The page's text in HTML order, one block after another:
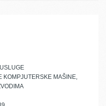
KOMPJUTERSKE MAŠINE,